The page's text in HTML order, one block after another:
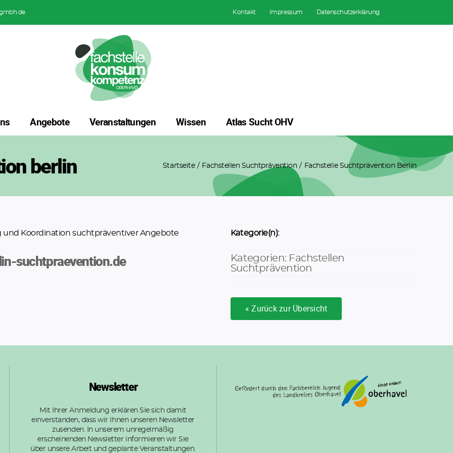
Kontakt Impressum Datenschutzerklärung
Angebote Veranstaltungen Wissen Atlas Sucht OHV
berlin Startseite Fachstellen Suchtprävention Fachstelle Suchtprävention Berlin
und Koordination suchtpräventiver Angebote
suchtpraevention.de
Kategorie(n):
Kategorien: Fachstellen
Suchtprävention
« Zurück zur Übersicht
Newsletter
Mit Ihrer Anmeldung erklären Sie sich damit
einverstanden, dass wir Ihnen unseren Newsletter
zusenden. In unserem unregelmäßig
erscheinenden Newsletter informieren wir Sie
über unsere Arbeit und geplante Veranstaltungen.